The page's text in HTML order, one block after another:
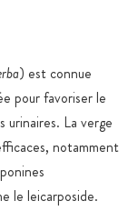
) est connue
pour favoriser le
La verge
notamment
le leicarposide.